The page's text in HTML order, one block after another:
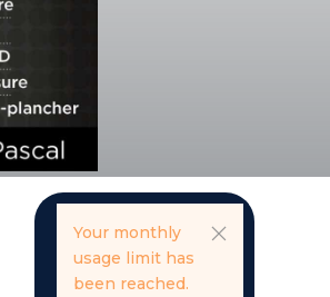
Your monthly
usage limit has
been reached.